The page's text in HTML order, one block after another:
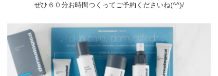
ぜひ６０分お時間つくってご予約くださいね(^^)/